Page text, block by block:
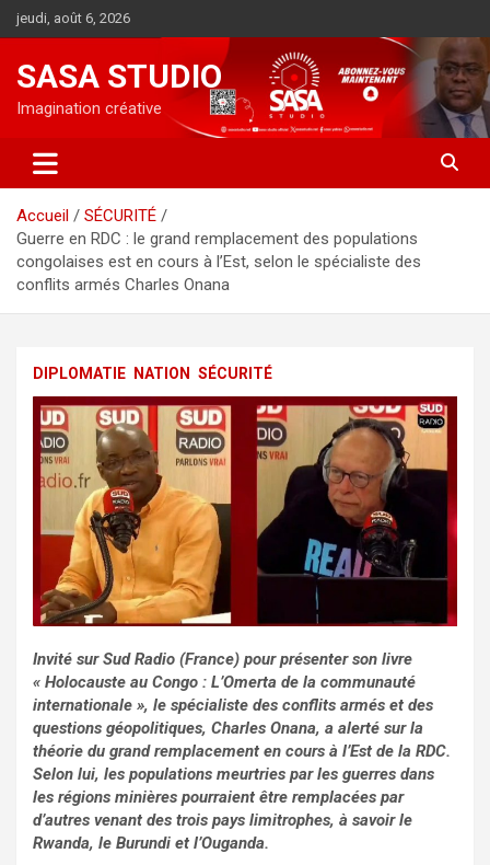
Aller
au
jeudi, août 6, 2026
SASA STUDIO
Imagination créative
Accueil
SÉCURITÉ
Guerre en RDC : le grand remplacement des populations
congolaises est en cours à l’Est, selon le spécialiste des
conflits armés Charles Onana
DIPLOMATIE NATION SÉCURITÉ
Invité sur Sud Radio (France) pour présenter son livre
« Holocauste au Congo : L’Omerta de la communauté
internationale », le spécialiste des conflits armés et des
questions géopolitiques, Charles Onana, a alerté sur la
théorie du grand remplacement en cours à l’Est de la RDC.
Selon lui, les populations meurtries par les guerres dans
les régions minières pourraient être remplacées par
d’autres venant des trois pays limitrophes, à savoir le
Rwanda, le Burundi et l’Ouganda.